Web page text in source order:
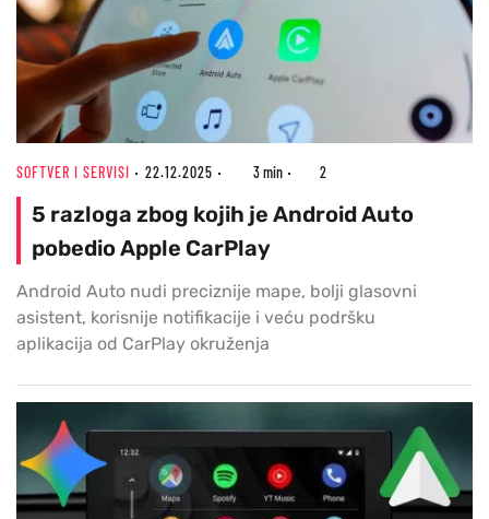
SOFTVER I SERVISI 22.12.2025 3 min 2
5 razloga zbog kojih je Android Auto
pobedio Apple CarPlay
Android Auto nudi preciznije mape, bolji glasovni
asistent, korisnije notifikacije i veću podršku
aplikacija od CarPlay okruženja